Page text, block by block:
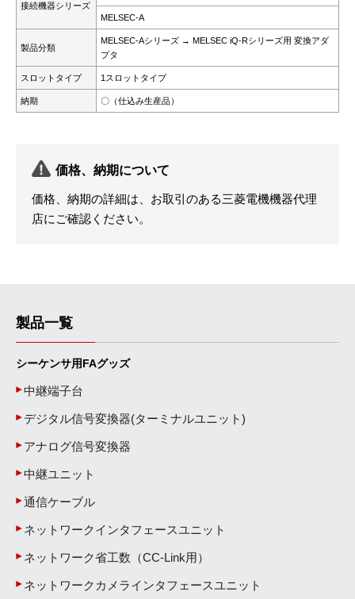
接続機器シリーズ
MELSEC-A
製品分類
MELSEC-Aシリーズ → MELSEC iQ-Rシリーズ用 変換アダ
プタ
スロットタイプ 1スロットタイプ
納期 〇（仕込み生産品）
価格、納期について
価格、納期の詳細は、お取引のある三菱電機機器代理
店にご確認ください。
製品一覧
シーケンサ用FAグッズ
中継端子台
デジタル信号変換器(ターミナルユニット)
アナログ信号変換器
中継ユニット
通信ケーブル
ネットワークインタフェースユニット
ネットワーク省工数（CC-Link用）
ネットワークカメラインタフェースユニット